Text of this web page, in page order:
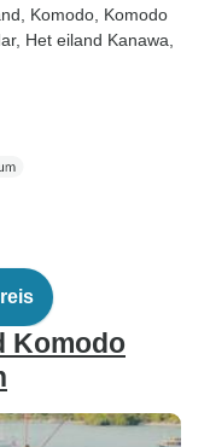
, Komodo , Komodo
, Het eiland Kanawa
Komodo